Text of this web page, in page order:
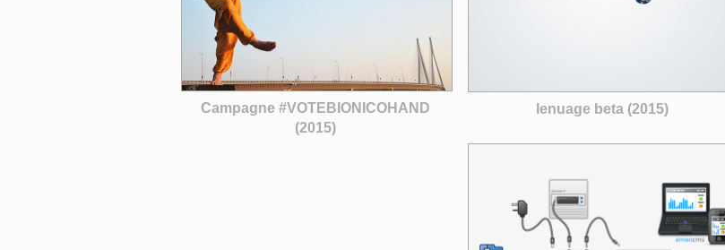
Campagne #VOTEBIONICOHAND
(2015)
lenuage beta (2015)